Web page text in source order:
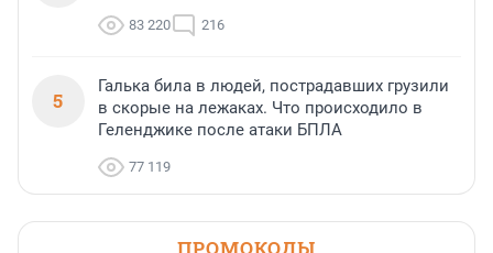
83 220 216
5
Галька била в людей, пострадавших грузили
в скорые на лежаках. Что происходило в
Геленджике после атаки БПЛА
77 119